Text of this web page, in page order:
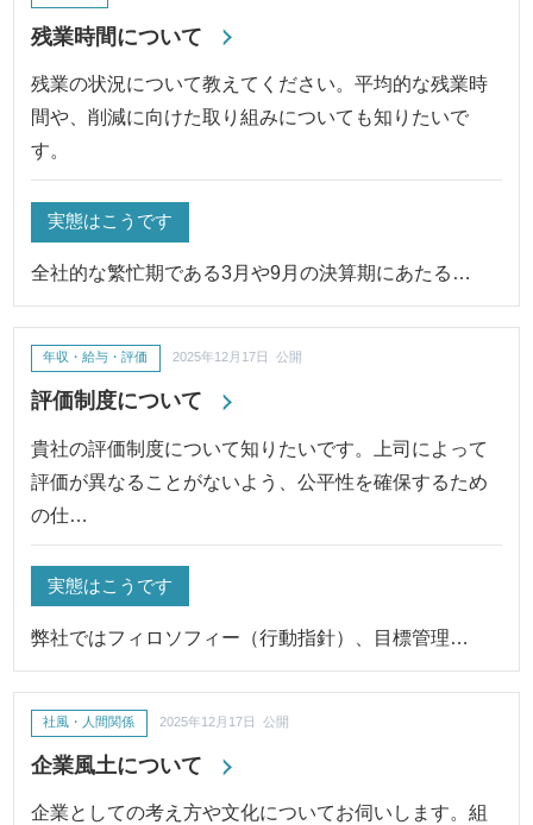
残業時間について
残業の状況について教えてください。平均的な残業時
間や、削減に向けた取り組みについても知りたいで
す。
実態はこうです
全社的な繁忙期である3月や9月の決算期にあたる…
評価制度について
年収・給与・評価 2025年12月17日 公開
貴社の評価制度について知りたいです。上司によって
評価が異なることがないよう、公平性を確保するため
の仕…
実態はこうです
弊社ではフィロソフィー（行動指針）、目標管理…
企業風土について
社風・人間関係 2025年12月17日 公開
企業としての考え方や文化についてお伺いします。組